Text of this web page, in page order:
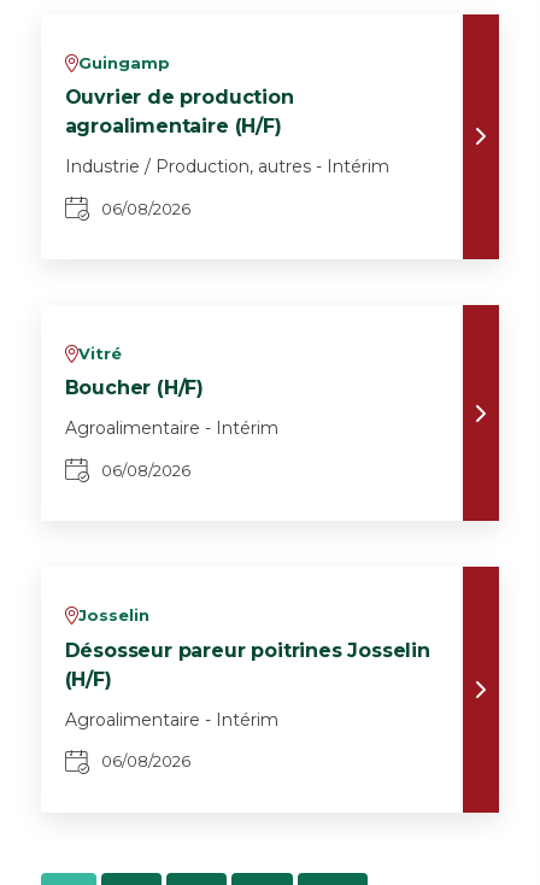
vGuingamp
Ouvrier de production
agroalimentaire (H/F)
Industrie / Production, autres - Intérim
06/08/2026
vVitré
Boucher (H/F)
Agroalimentaire - Intérim
06/08/2026
vJosselin
Désosseur pareur poitrines Josselin
(H/F)
Agroalimentaire - Intérim
06/08/2026